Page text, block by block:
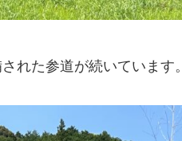
れた参道が続いています。